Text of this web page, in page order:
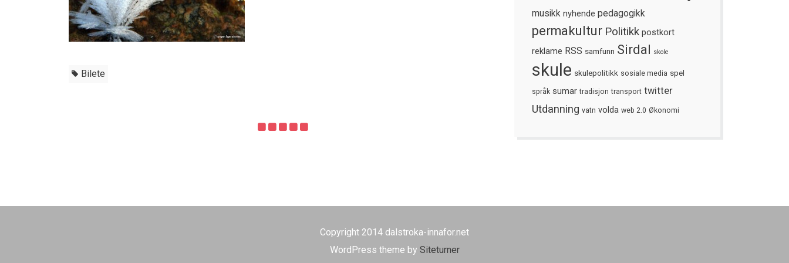
Bilete
musikk nyhende pedagogikk
permakultur Politikk postkort
reklame RSS samfunn Sirdal skole
skule skulepolitikk sosiale media spel
språk sumar tradisjon transport twitter
Utdanning vatn volda web 2.0 Økonomi
Copyright 2014 dalstroka-innafor.net
WordPress theme by Siteturner